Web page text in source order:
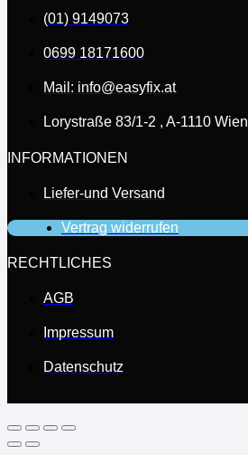
(01) 9149073
0699 18171600
Mail: info@easyfix.at
Lorystraße 83/1-2 , A-1110 Wien
INFORMATIONEN
Liefer-und Versand
Vertrag widerrufen
RECHTLICHES
AGB
Impressum
Datenschutz